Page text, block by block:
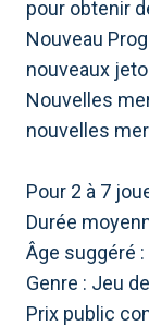
pour obtenir
Nouveau
nouveaux
Nouvelles
nouvelles
Pour 2 à 7
Durée
Âge suggéré
Genre : Jeu
Prix ​​public